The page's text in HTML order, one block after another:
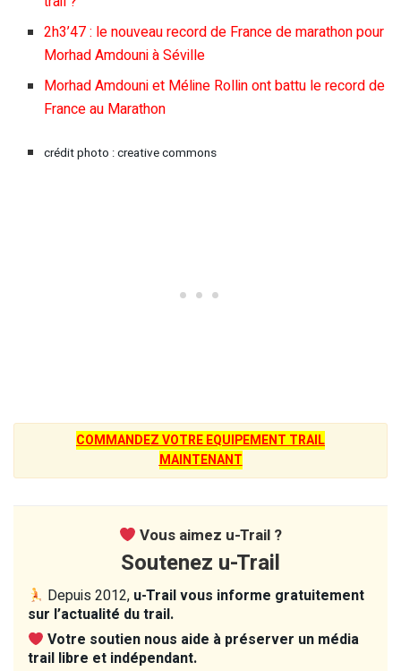
2h3’47 : le nouveau record de France de marathon pour
Morhad Amdouni à Séville
Morhad Amdouni et Méline Rollin ont battu le record de
France au Marathon
crédit photo : creative commons
COMMANDEZ VOTRE EQUIPEMENT TRAIL
MAINTENANT
Vous aimez u-Trail ?
Soutenez u-Trail
Depuis 2012, u-Trail vous informe gratuitement
sur l’actualité du trail.
Votre soutien nous aide à préserver un média
trail libre et indépendant.